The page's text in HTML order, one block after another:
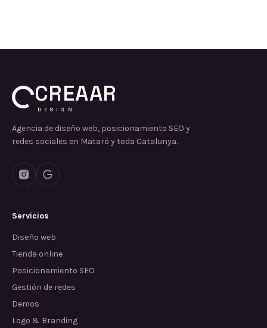
CREAAR
DESIGN
Agencia de diseño web, posicionamiento SEO y
redes sociales en Mataró y toda Catalunya.
Servicios
Diseño web
Tienda online
Posicionamiento SEO
Gestión de redes
Demos
Logo & Branding